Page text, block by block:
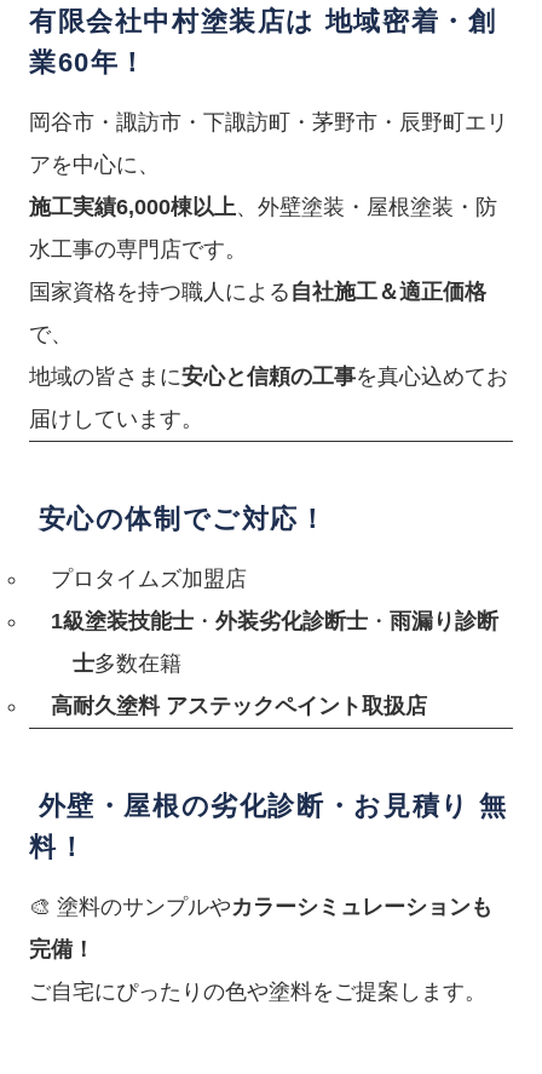
有限会社中村塗装店は 地域密着・創
業60年！
岡谷市・諏訪市・下諏訪町・茅野市・辰野町エリ
アを中心に、
施工実績6,000棟以上、外壁塗装・屋根塗装・防
水工事の専門店です。
国家資格を持つ職人による 自社施工＆適正価格
で、
地域の皆さまに安心と信頼の工事を真心込めてお
届けしています。
安心の体制でご対応！
プロタイムズ加盟店
1級塗装技能士・ 外装劣化診断士・ 雨漏り診断
士多数在籍
高耐久塗料 アステックペイント取扱店
外壁・屋根の劣化診断・お見積り 無
料！
🎨 塗料のサンプルやカラーシミュレーションも
完備！
ご自宅にぴったりの色や塗料をご提案します。